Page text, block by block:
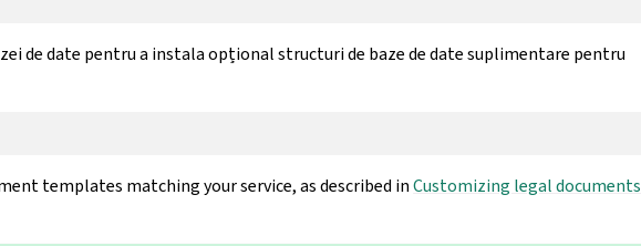
de date pentru a instala opțional structuri de baze de date suplimentare pentru
templates matching your service, as described inCustomizing legal documents